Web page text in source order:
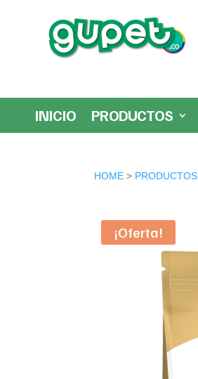
INICIO PRODUCTOS
HOME > PRODUCTOS
¡Oferta!